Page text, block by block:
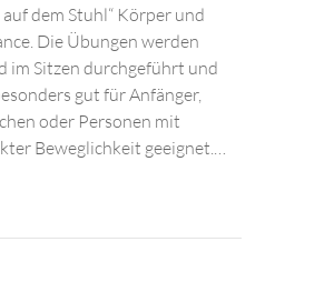
auf dem Stuhl“ Körper und
Die Übungen werden
im Sitzen durchgeführt und
gut für Anfänger,
oder Personen mit
Beweglichkeit geeignet.…